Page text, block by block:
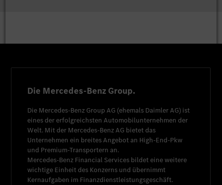
Die Mercedes-Benz Group.
Die Mercedes-Benz Group AG (ehemals Daimler AG) ist
eines der erfolgreichsten Automobilunternehmen der
Welt. Mit der Mercedes-Benz AG bietet das
Unternehmen ein breites Angebot an High-End-Pkw
und Premium-Transportern an.
Mercedes-Benz Financial Services bildet eine weitere
wichtige Einheit des Konzerns und übernimmt
Kernaufgaben im Finanzdienstleistungsgeschäft.